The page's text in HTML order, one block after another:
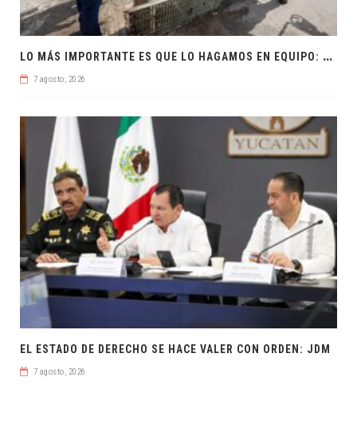
L
O MÁS IMPORTANTE ES QUE LO HAGAMOS EN EQUIPO: CPL
7 agosto, 2026
EL ESTADO DE DERECHO SE HACE VALER CON ORDEN: JDM
7 agosto, 2026